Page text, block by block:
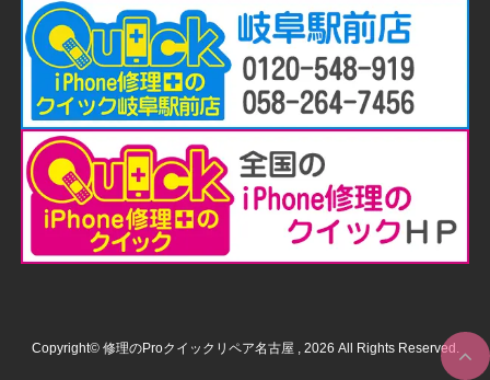
Copyright© 修理のProクイックリペア名古屋 , 2026 All Rights Reserved.